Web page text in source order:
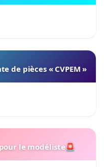
de pièces « CVPEM »
le modéliste🚨